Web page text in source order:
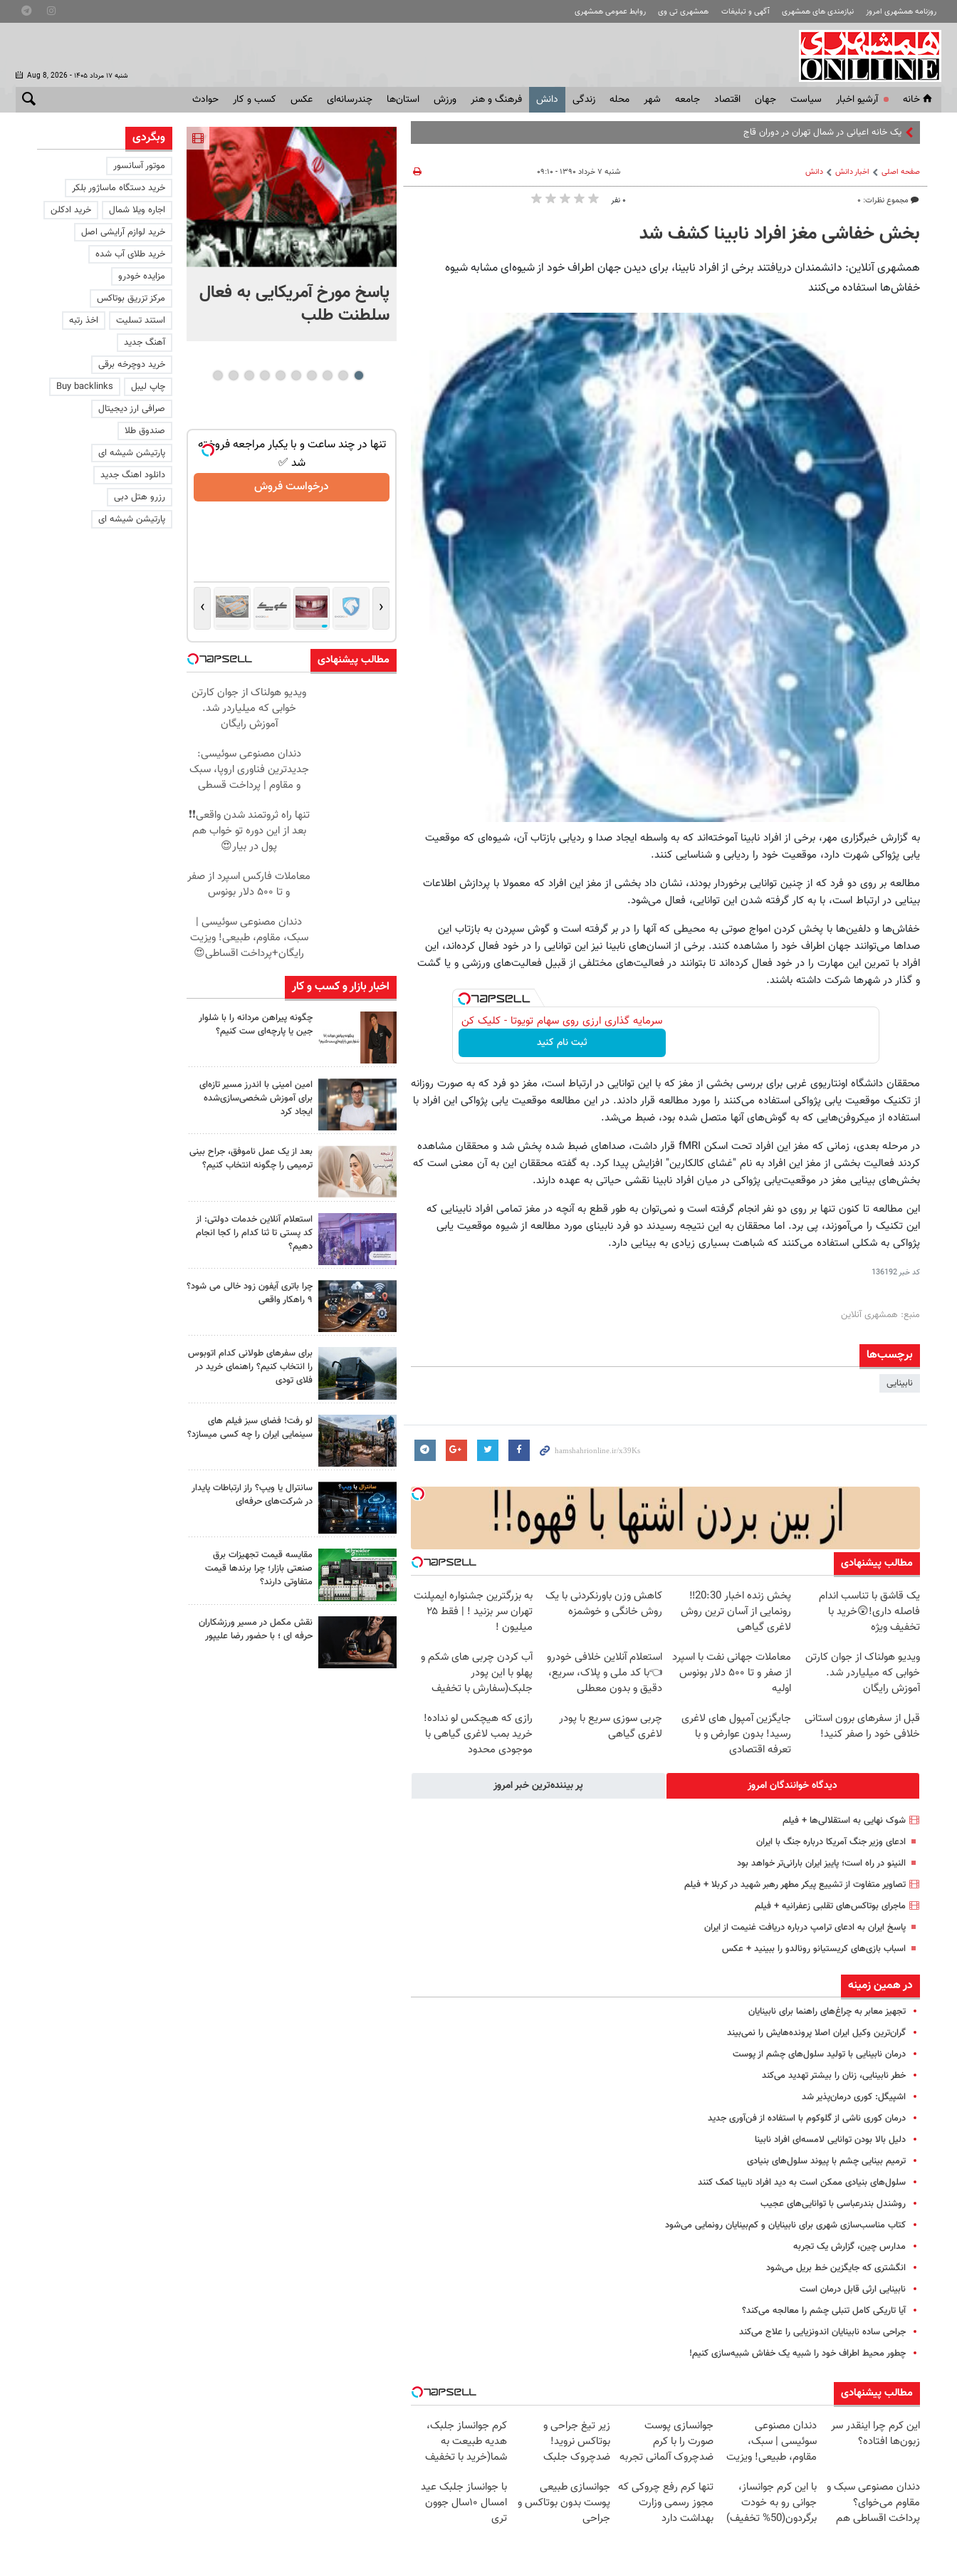
روزنامه همشهری امروز نیازمندی های همشهری آگهی و تبلیغات همشهری تی وی روابط عمومی همشهری
Aug 8, 2026 - شنبه ۱۷ مرداد ۱۴۰۵
خانه آرشیو اخبار سياست جهان اقتصاد جامعه شهر محله زندگی دانش فرهنگ و هنر ورزش استان‌ها چندرسانه‌ای عکس کسب و کار حوادث
یک خانه اعیانی در شمال تهران در دوران قاجار + عکس
صفحه اصلی اخبار دانش دانش
مجموع نظرات: ۰
شنبه ۷ خرداد ۱۳۹۰ - ۰۹:۱۰
۰ نفر
بخش خفاشی مغز افراد نابینا کشف شد
همشهری آنلاین: دانشمندان دریافتند برخی از افراد نابینا، برای دیدن جهان اطراف خود از شیوه‌ای مشابه شیوه
خفاش‌ها استفاده می‌کنند
به گزارش خبرگزاری مهر، برخی از افراد نابینا آموخته‌اند که به واسطه ایجاد صدا و ردیابی بازتاب آن، شیوه‌ای که موقعیت
یابی پژواکی شهرت دارد، موقعیت خود را ردیابی و شناسایی کنند.
مطالعه بر روی دو فرد که از چنین توانایی برخوردار بودند، نشان داد بخشی از مغز این افراد که معمولا با پردازش اطلاعات
بینایی در ارتباط است، با به کار گرفته شدن این توانایی، فعال می‌شود.
خفاش‌ها و دلفین‌ها با پخش کردن امواج صوتی به محیطی که آنها را در بر گرفته است و گوش سپردن به بازتاب این
صداها می‌توانند جهان اطراف خود را مشاهده کنند. برخی از انسان‌های نابینا نیز این توانایی را در خود فعال کرده‌اند، این
افراد با تمرین این مهارت را در خود فعال کرده‌اند تا بتوانند در فعالیت‌های مختلفی از قبیل فعالیت‌های ورزشی و یا گشت
و گذار در شهرها شرکت داشته باشند.
سرمایه گذاری ارزی روی سهام تویوتا - کلیک کن
ثبت نام کنید
محققان دانشگاه اونتاریوی غربی برای بررسی بخشی از مغز که با این توانایی در ارتباط است، مغز دو فرد که به صورت روزانه
از تکنیک موقعیت یابی پژواکی استفاده می‌کنند را مورد مطالعه قرار دادند. در این مطالعه موقعیت یابی پژواکی این افراد با
استفاده از میکروفن‌هایی که به گوش‌های آنها متصل شده بود، ضبط می‌شد.
در مرحله بعدی، زمانی که مغز این افراد تحت اسکن fMRI قرار داشت، صداهای ضبط شده پخش شد و محققان مشاهده
کردند فعالیت بخشی از مغز این افراد به نام "غشای کالکارین" افزایش پیدا کرد. به گفته محققان این به آن معنی است که
بخش‌های بینایی مغز در موقعیت‌یابی پژواکی در میان افراد نابینا نقشی حیاتی به عهده دارند.
این مطالعه تا کنون تنها بر روی دو نفر انجام گرفته است و نمی‌توان به طور قطع به آنچه در مغز تمامی افراد نابینایی که
این تکنیک را می‌آموزند، پی برد. اما محققان به این نتیجه رسیدند دو فرد نابینای مورد مطالعه از شیوه موقعیت یابی
پژواکی به شکلی استفاده می‌کنند که شباهت بسیاری زیادی به بینایی دارد.
کد خبر136192
منبع: همشهری آنلاین
برچسب‌ها
نابینایی
مطالب پیشنهادی
یک قاشق با تناسب اندام
فاصله داری!😲خرید با
تخفیف ویژه
پخش زنده اخبار 20:30‼️
رونمایی از آسان ترین روش
لاغری گیاهی
کاهش وزن باورنکردنی با یک
روش خانگی و خوشمزه
به بزرگترین جشنواره ایمپلنت
تهران سر بزنید ! | فقط ۲۵
میلیون !
ویدیو هولناک از جوان کارتن
خوابی که میلیاردر شد.
آموزش رایگان
معاملات جهانی نفت با اسپرد
از صفر و تا ۵۰۰ دلار بونوس
اولیه
استعلام آنلاین خلافی خودرو
👈با کد ملی و پلاک، سریع،
دقیق و بدون معطلی
آب کردن چربی های شکم و
پهلو با این پودر
جلبک(سفارش با تخفیف
قبل از سفرهای برون استانی
خلافی خود را صفر کنید!
جایگزین آمپول های لاغری
رسید! بدون عوارض و با
تعرفه اقتصادی
چربی سوزی سریع با پودر
لاغری گیاهی
رازی که هیچکس لو نداده!
خرید بمب لاغری گیاهی با
موجودی محدود
دیدگاه خوانندگان امروز پر بیننده‌ترین خبر امروز
شوک نهایی به استقلالی‌ها + فیلم
ادعای وزیر جنگ آمریکا درباره جنگ با ایران
النینو در راه است؛ پاییز ایران بارانی‌تر خواهد بود
تصاویر متفاوت از تشییع پیکر مطهر رهبر شهید در کربلا + فیلم
ماجرای بوتاکس‌های تقلبی زعفرانیه + فیلم
پاسخ ایران به ادعای ترامپ درباره دریافت غنیمت از ایران
اسباب‌ بازی‌های کریستیانو رونالدو را ببینید + عکس
در همین زمینه
تجهیز معابر به چراغ‌های راهنما برای نابینایان
گران‌ترین وکیل ایران اصلا پرونده‌هایش را نمی‌بیند
درمان نابینایی با تولید سلول‌های چشم از پوست
خطر نابینایی، زنان را بیشتر تهدید می‌کند
اشپیگل: کوری درمان‌پذیر شد
درمان کوری ناشی از گلوکوم با استفاده از فن‌آوری جدید
دلیل بالا بودن توانایی لامسه‌ای افراد نابینا
ترمیم بینایی چشم با پیوند سلول‌های بنیادی
سلول‌های بنیادی ممکن است به دید افراد نابینا کمک کنند
روشندل بندرعباسی با توانایی‌های عجیب
کتاب مناسب‌سازی شهری برای نابینایان و کم‌بینایان رونمایی می‌شود
مدارس چین، گزارش یک تجربه
انگشتری که جایگزین خط بریل می‌شود
نابینایی ارثی قابل درمان است
آیا تاریکی کامل تنبلی چشم را معالجه می‌کند؟
جراحی ساده نابینایان اندونزیایی‌ را علاج می‌کند
چطور محیط اطراف خود را شبیه یک خفاش‌ شبیه‌سازی کنیم!
مطالب پیشنهادی
این کرم چرا اینقدر سر
زبون‌ها افتاده؟
دندان مصنوعی
سوئیسی | سبک،
مقاوم، طبیعی! ویزیت
اقساطی😍
جوانسازی پوست
صورت را با کرم
ضدچروک آلمانی تجربه
زیر تیغ جراحی و
بوتاکس نروید!
ضدچروک جلبک
کرم جوانساز جلبک،
هدیه طبیعت به
شما(خرید با تخفیف
دندان مصنوعی سبک و
مقاوم می‌خوای؟
پرداخت اقساطی هم
با این کرم جوانساز،
جوانی رو به خودت
برگردون(50% تخفیف)
تنها کرم رفع چروکی که
مجوز رسمی وزارت
بهداشت دارد
جوانسازی طبیعی
پوست بدون بوتاکس و
جراحی
با جوانساز جلبک عید
امسال ۱۰سال جوون
تری
یاس» را بازخوانی کرد | ببینید
پاسخ مورخ آمریکایی به فعال
سلطنت طلب
با دوچرخه به مترو بروید
سمند و دنا گذاشتی برای فروش ؟
اینجا سریع و راحت بفروش
درخواست فروش
به بزرگترین جشنواره ایمپلنت تهران سر بزنید
! | فقط ۲۵ میلیون !
رزرورایگان نوبت
ماشین کوییک گذاشتی برای فروش ؟ اینجا
سریع و راحت بفروش
درخواست فروش
تنها در چند ساعت و با یکبار مراجعه فروخته
شد ✅
درخواست فروش
‹
›
مطالب پیشنهادی
ویدیو هولناک از جوان کارتن
خوابی که میلیاردر شد.
آموزش رایگان
دندان مصنوعی سوئیسی:
جدیدترین فناوری اروپا، سبک
و مقاوم | پرداخت قسطی
تنها راه ثروتمند شدن واقعی❗❗
بعد از این دوره تو خواب هم
پول در بیار😍
معاملات فارکس اسپرد از صفر
و تا ۵۰۰ دلار بونوس
دندان مصنوعی سوئیسی |
سبک، مقاوم، طبیعی! ویزیت
رایگان+پرداخت اقساطی😍
اخبار بازار و کسب و کار
چگونه پیراهن مردانه را با شلوار
جین یا پارچه‌ای ست کنیم؟
امین امینی با اندرز مسیر تازه‌ای
برای آموزش شخصی‌سازی‌شده
ایجاد کرد
بعد از یک عمل ناموفق، جراح بینی
ترمیمی را چگونه انتخاب کنیم؟
استعلام آنلاین خدمات دولتی: از
کد پستی تا ثنا کدام را کجا انجام
دهیم؟
چرا باتری آیفون زود خالی می شود؟
۹ راهکار واقعی
برای سفرهای طولانی کدام اتوبوس
را انتخاب کنیم؟ راهنمای خرید در
فلای تودی
لو رفت! فضای سبز فیلم های
سینمایی ایران را چه کسی میسازد؟
سانترال یا ویپ؟ راز ارتباطات پایدار
در شرکت‌های حرفه‌ای
مقایسه قیمت تجهیزات برق
صنعتی بازار؛ چرا برندها قیمت
متفاوتی دارند؟
نقش مکمل در مسیر ورزشکاران
حرفه ای ؛ با حضور رضا علیپور
وبگردی
موتور آسانسور
خرید دستگاه ماساژور بلکر
اجاره ویلا شمال
خرید ادکلن
خرید لوازم آرایشی اصل
خرید طلای آب شده
مزایده خودرو
مرکز تزریق بوتاکس
استند تسلیت
اخذ رتبه
آهنگ جدید
خرید دوچرخه برقی
چاپ لیبل
Buy backlinks
صرافی ارز دیجیتال
صندوق طلا
پارتیشن شیشه ای
دانلود اهنگ جدید
رزرو هتل دبی
پارتیشن شیشه ای